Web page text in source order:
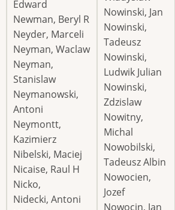
Edward
Newman, Beryl R
Neyder, Marceli
Neyman, Waclaw
Neyman,
Stanislaw
Neymanowski,
Antoni
Neymontt,
Kazimierz
Nibelski, Maciej
Nicaise, Raul H
Nicko,
Nidecki, Antoni
Nowinski, Jan
Nowinski,
Tadeusz
Nowinski,
Ludwik Julian
Nowinski,
Zdzislaw
Nowitny,
Michal
Nowobilski,
Tadeusz Albin
Nowocien,
Jozef
Nowocin, Jan